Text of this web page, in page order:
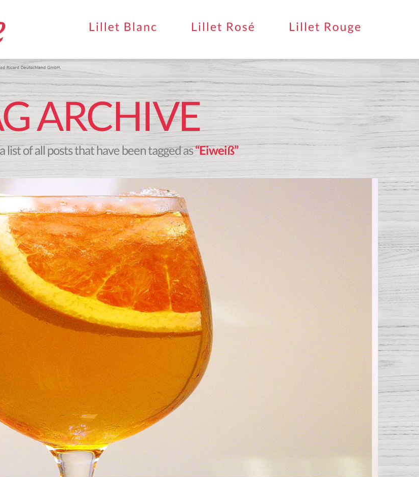
Lillet Blanc Lillet Rosé Lillet Rouge
ARCHIVE
list of all posts that have been tagged as“Eiweiß”